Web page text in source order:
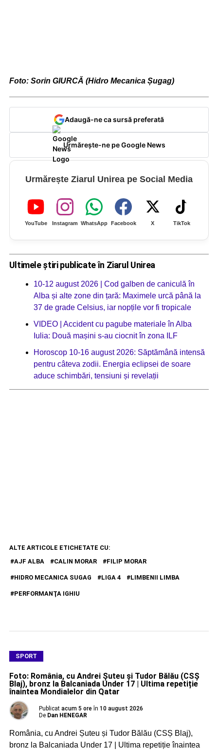
Foto: Sorin GIURCĂ (Hidro Mecanica Șugag)
Adaugă-ne ca sursă preferată
Urmărește-ne pe Google News
Urmărește Ziarul Unirea pe Social Media
YouTube Instagram WhatsApp Facebook X TikTok
Ultimele știri publicate în Ziarul Unirea
10-12 august 2026 | Cod galben de caniculă în
Alba și alte zone din țară: Maximele urcă până la
37 de grade Celsius, iar nopțile vor fi tropicale
VIDEO | Accident cu pagube materiale în Alba
Iulia: Două mașini s-au ciocnit în zona ILF
Horoscop 10-16 august 2026: Săptămână intensă
pentru câteva zodii. Energia eclipsei de soare
aduce schimbări, tensiuni și revelații
ALTE ARTICOLE ETICHETATE CU:
AJF ALBA
CALIN MORAR FILIP MORAR
HIDRO MECANICA SUGAG LIGA 4 LIMBENII LIMBA
PERFORMANŢA IGHIU
SPORT
Foto: România, cu Andrei Șuteu și Tudor Bălău (CSȘ
Blaj), bronz la Balcaniada Under 17 | Ultima repetiție
înaintea Mondialelor din Qatar
Publicat acum 5 ore în 10 august 2026
De Dan HENEGAR
România, cu Andrei Șuteu și Tudor Bălău (CSȘ Blaj),
bronz la Balcaniada Under 17 | Ultima repetiție înaintea